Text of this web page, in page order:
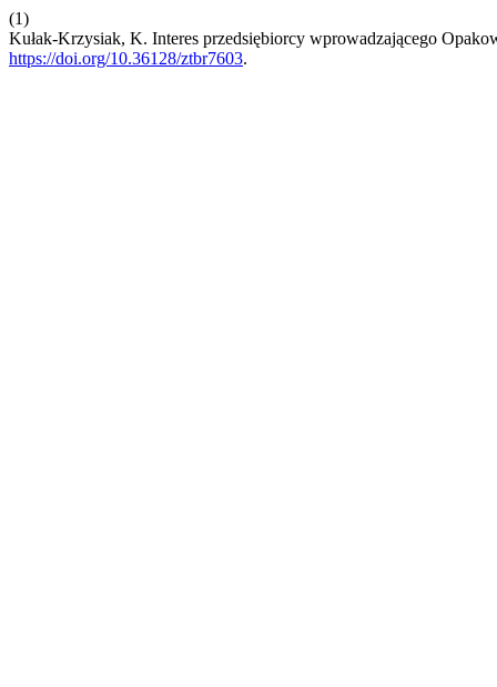
(1)
Kułak-Krzysiak, K. Interes przedsiębiorcy wprowadzającego
https://doi.org/10.36128/ztbr7603.